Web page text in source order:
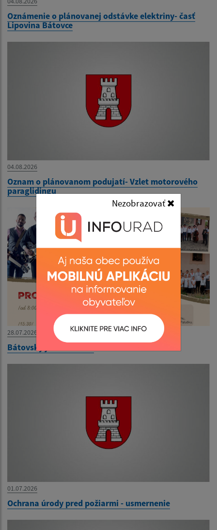
Nezobrazovať
Oznámenie o plánovanej odstávke elektriny- časť
Lipovina Bátovce
04.08.2026
Oznam o plánovanom podujatí- Vzlet motorového
paraglidingu
28.07.2026
Bátovský jarmok 2026
01.07.2026
Ochrana úrody pred požiarmi - usmernenie